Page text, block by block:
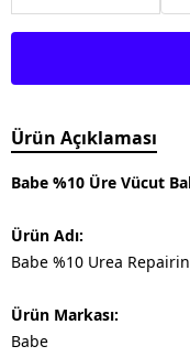
Ürün Açıklaması
Babe %10 Üre Vücut
Ürün Adı:
Babe %10 Urea
Ürün Markası:
Babe